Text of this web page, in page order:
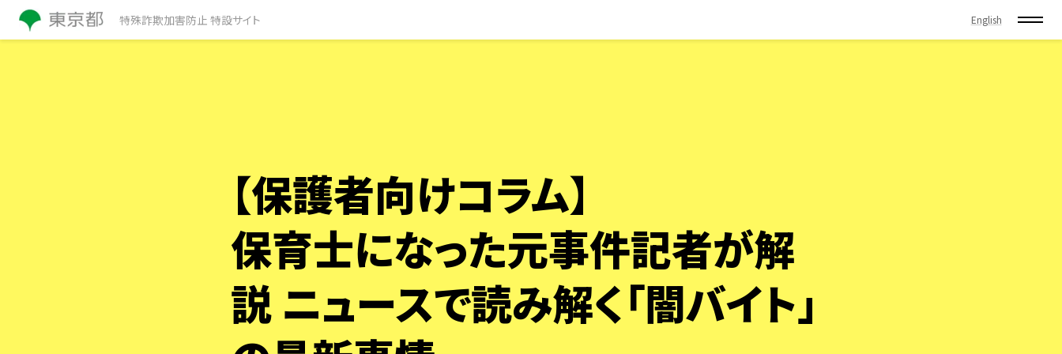
特殊詐欺加害防止 特設サイト English
【保護者向けコラム】
保育士になった元事件記者が解
説 ニュースで読み解く「闇バイト」